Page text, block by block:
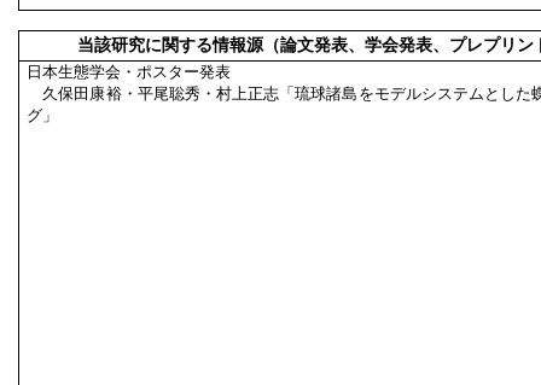
当該研究に関する情報源（論文発表、学会発表、プレプリン
日本生態学会・ポスター発表
久保田康裕・平尾聡秀・村上正志「琉球諸島をモデルシステムとした
グ」